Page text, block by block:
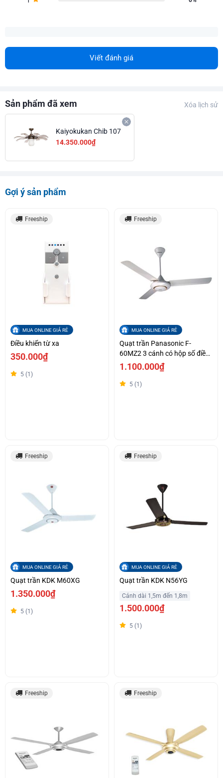
Viết đánh giá
Sản phẩm đã xem Xóa lịch sử
Kaiyokukan Chib 107
14.350.000₫
Gợi ý sản phẩm
Freeship
MUA ONLINE GIÁ RẺ
Điều khiển từ xa
350.000₫
5 (1)
Freeship
MUA ONLINE GIÁ RẺ
Quạt trần Panasonic F-
60MZ2 3 cánh có hộp số điều
khiển
1.100.000₫
5 (1)
Freeship
MUA ONLINE GIÁ RẺ
Quạt trần KDK M60XG
1.350.000₫
5 (1)
Freeship
MUA ONLINE GIÁ RẺ
Quạt trần KDK N56YG
Cánh dài 1,5m đến 1,8m
1.500.000₫
5 (1)
Freeship Freeship